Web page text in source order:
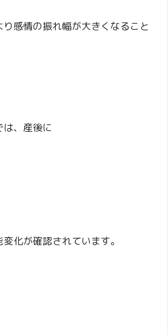
感情の振れ幅が大きくなること
、産後に
化が確認されています。